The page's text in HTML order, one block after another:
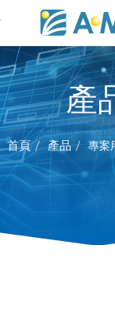
產
首頁 產品 專案